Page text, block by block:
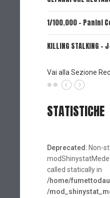
1/100.000 - Panini
KILLING STALKING -
Vai alla Sezione
STATISTICHE
Deprecated : Non-
called statically in
/home/
/